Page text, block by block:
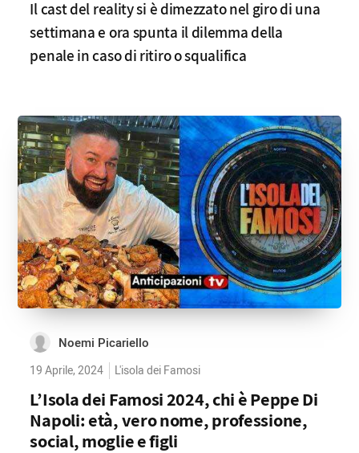
Il cast del reality si è dimezzato nel giro di una
settimana e ora spunta il dilemma della
penale in caso di ritiro o squalifica
Noemi Picariello
19 Aprile, 2024 L'isola dei Famosi
L’Isola dei Famosi 2024, chi è Peppe Di
Napoli: età, vero nome, professione,
social, moglie e figli